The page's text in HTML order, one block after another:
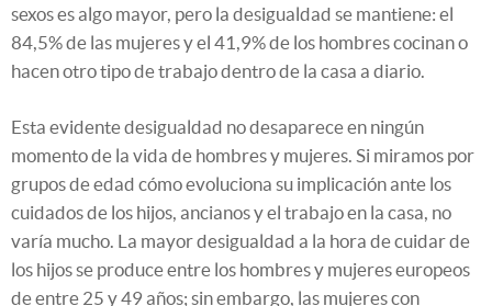
sexos es algo mayor, pero la desigualdad se mantiene: el
84,5% de las mujeres y el 41,9% de los hombres cocinan o
hacen otro tipo de trabajo dentro de la casa a diario.
Esta evidente desigualdad no desaparece en ningún
momento de la vida de hombres y mujeres. Si miramos por
grupos de edad cómo evoluciona su implicación ante los
cuidados de los hijos, ancianos y el trabajo en la casa, no
varía mucho. La mayor desigualdad a la hora de cuidar de
los hijos se produce entre los hombres y mujeres europeos
de entre 25 y 49 años; sin embargo, las mujeres con